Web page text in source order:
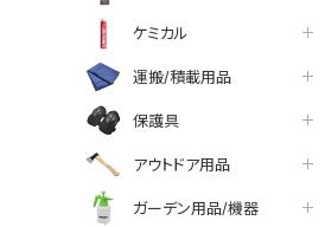
ケミカル
運搬/積載用品
保護具
アウトドア用品
ガーデン用品/機器